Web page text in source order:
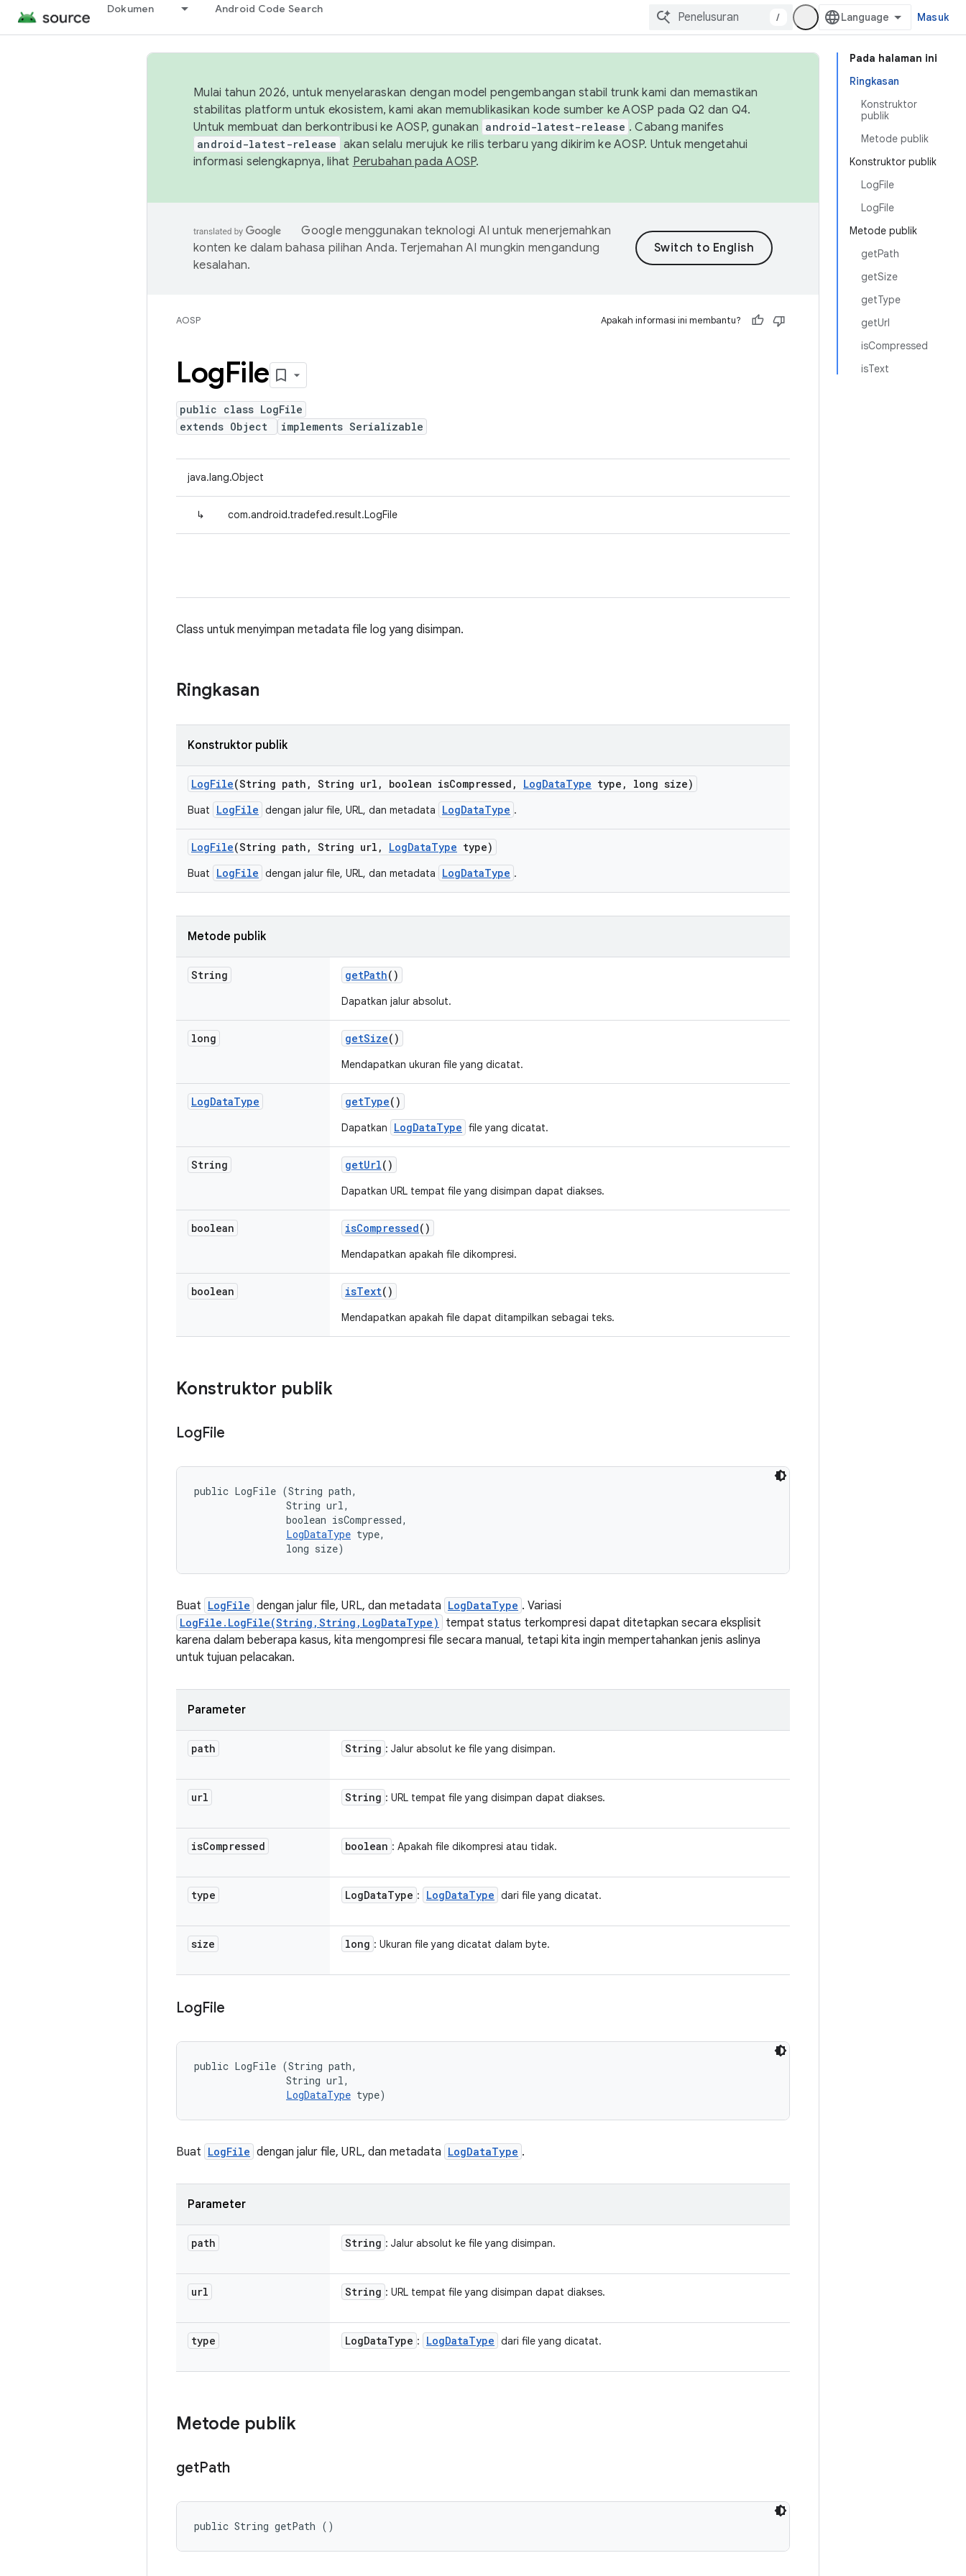
Dokumen Android Code Search
/ Masuk
Pada halaman ini
Ringkasan
Konstruktor
publik
Metode publik
Konstruktor publik
LogFile
LogFile
Metode publik
getPath
getSize
getType
getUrl
isCompressed
isText
Mulai tahun 2026, untuk menyelaraskan dengan model pengembangan stabil trunk kami dan memastikan
stabilitas platform untuk ekosistem, kami akan memublikasikan kode sumber ke AOSP pada Q2 dan Q4.
Untuk membuat dan berkontribusi ke AOSP, gunakan android-latest-release . Cabang manifes
android-latest-release akan selalu merujuk ke rilis terbaru yang dikirim ke AOSP. Untuk mengetahui
informasi selengkapnya, lihat Perubahan pada AOSP.
Google menggunakan teknologi AI untuk menerjemahkan
konten ke dalam bahasa pilihan Anda. Terjemahan AI mungkin mengandung
kesalahan.
AOSP Apakah informasi ini membantu?
LogFile
public class LogFile
extends Object
implements Serializable
java.lang.Object
↳ com.android.tradefed.result.LogFile
Class untuk menyimpan metadata file log yang disimpan.
Ringkasan
Konstruktor publik
LogFile(String path , String url , boolean isCompressed , LogDataType type , long size)
Buat LogFile dengan jalur file, URL, dan metadata LogDataType .
LogFile(String path , String url , LogDataType type)
Buat LogFile dengan jalur file, URL, dan metadata LogDataType .
Metode publik
String getPath()
Dapatkan jalur absolut.
long getSize()
Mendapatkan ukuran file yang dicatat.
LogDataType getType()
Dapatkan LogDataType file yang dicatat.
String getUrl()
Dapatkan URL tempat file yang disimpan dapat diakses.
boolean isCompressed()
Mendapatkan apakah file dikompresi.
boolean isText()
Mendapatkan apakah file dapat ditampilkan sebagai teks.
Konstruktor publik
LogFile
public LogFile (String path,
                String url,
                boolean isCompressed,
LogDataType type,
                long size)
Buat LogFile dengan jalur file, URL, dan metadata LogDataType . Variasi
LogFile.LogFile(String,String,LogDataType)
tempat status terkompresi dapat ditetapkan secara eksplisit
karena dalam beberapa kasus, kita mengompresi file secara manual, tetapi kita ingin mempertahankan jenis aslinya
untuk tujuan pelacakan.
Parameter
path String : Jalur absolut ke file yang disimpan.
url String : URL tempat file yang disimpan dapat diakses.
isCompressed boolean : Apakah file dikompresi atau tidak.
type LogDataType : LogDataType dari file yang dicatat.
size long : Ukuran file yang dicatat dalam byte.
LogFile
public LogFile (String path,
                String url,
LogDataType type)
Buat LogFile dengan jalur file, URL, dan metadata LogDataType .
Parameter
path String : Jalur absolut ke file yang disimpan.
url String : URL tempat file yang disimpan dapat diakses.
type LogDataType : LogDataType dari file yang dicatat.
Metode publik
getPath
public String getPath ()